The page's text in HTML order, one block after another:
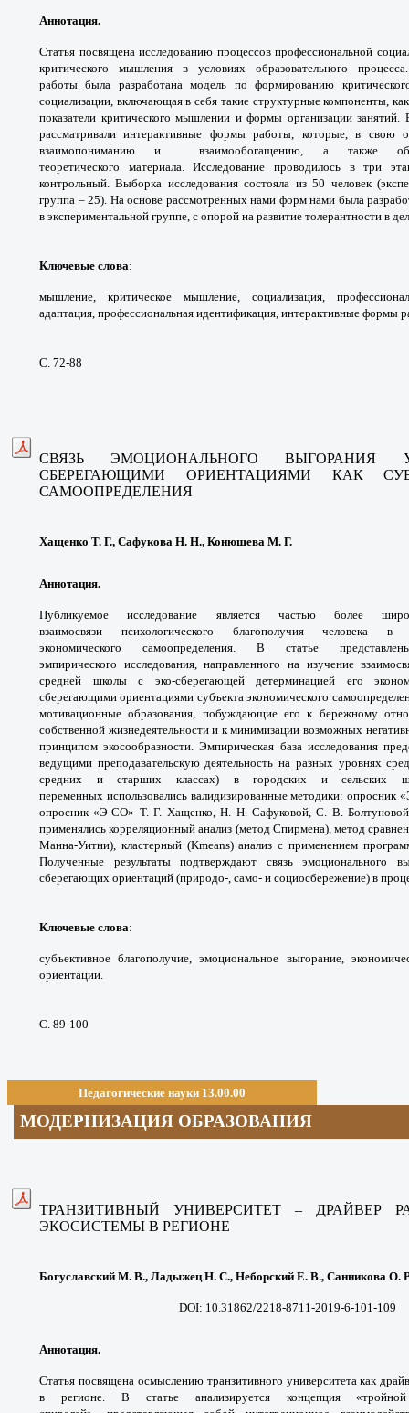
Аннотация.
Статья посвящена исследованию процессов профессиональной
критического мышления в условиях образовательного
работыбыла разработана модель по формированию
социализации, включающая в себя такие структурные компоненты,
показатели критического мышлении и формы организации занятий.
рассматривали интерактивные формыработы, которые, в свою
взаимопониманию ивзаимообогащению, а также
теоретического материала. Исследование проводилось в три
контрольный. Выборка исследованиясостояла из 50 человек
группа – 25). На основе рассмотренных нами форм нами была
в экспериментальной группе, с опорой на развитие толерантности в
Ключевые слова:
мышление, критическое мышление, социализация,
адаптация, профессиональная идентификация, интерактивные формы
С. 72-88
СВЯЗЬ ЭМОЦИОНАЛЬНОГО ВЫГОРАНИЯ
СБЕРЕГАЮЩИМИ ОРИЕНТАЦИЯМИ КАК
САМООПРЕДЕЛЕНИЯ
Хащенко Т. Г., Сафукова Н. Н., Конюшева М. Г.
Аннотация.
Публикуемое исследование является частью более
взаимосвязи психологического благополучия человека
экономического самоопределения. В статье
эмпирического исследования, направленного на изучение
средней школы с эко-сберегающейдетерминацией его
сберегающимиориентациями субъекта экономического
мотивационные образования, побуждающие его к бережному
собственной жизнедеятельности и к минимизации возможных
принципом экосообразности. Эмпирическая база исследования
ведущими преподавательскуюдеятельность на разных уровнях
средних истарших классах) в городских и сельских
переменных использовались валидизированные методики:опросник
опросник «Э-СО» Т. Г. Хащенко,Н. Н. Сафуковой, С. В.
применялиськорреляционный анализ (метод Спирмена),метод
Манна-Уитни), кластерный (Kmeans)анализ с применением
Полученные результаты подтверждают связь эмоционального
сберегающих ориентаций (природо-, само- и социосбережение) в
Ключевые слова:
субъективное благополучие,эмоциональное выгорание,
ориентации.
С. 89-100
Педагогические науки 13.00.00
МОДЕРНИЗАЦИЯ ОБРАЗОВАНИЯ
ТРАНЗИТИВНЫЙ УНИВЕРСИТЕТ – ДРАЙВЕР
ЭКОСИСТЕМЫ В РЕГИОНЕ
Богуславский М. В., Ладыжец Н. С., Неборский Е. В., Санникова О.
DOI: 10.31862/2218-8711-2019-6-101-109
Аннотация.
Статья посвящена осмыслению транзитивного университета как
в регионе. В статье анализируется концепция